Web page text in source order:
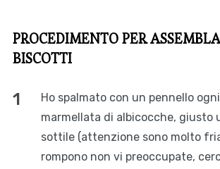
PROCEDIMENTO PER
BISCOTTI
Ho spalmato con un pennello
marmellata di albicocche, giusto
sottile (attenzione sono molto
rompono non vi preoccupate,